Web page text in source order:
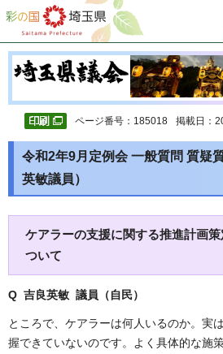
彩の国 埼玉県
ページ番号：185018 掲載日：
令和2年9月定例会 一般質問 質疑
英敏議員）
ケアラーの支援に関する推進計画
ついて
Q 吉良英敏 議員（自民）
ところで、ケアラーは何人いるのか。実
握できていないのです。よく具体的な施